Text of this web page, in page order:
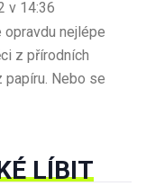
v 14:36
nejlépe
z přírodních
Nebo se
LÍBIT